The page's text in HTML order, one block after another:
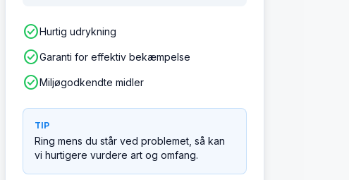
check_circleHurtig udrykning
check_circleGaranti for effektiv bekæmpelse
check_circleMiljøgodkendte midler
TIP
Ring mens du står ved problemet, så kan
vi hurtigere vurdere art og omfang.